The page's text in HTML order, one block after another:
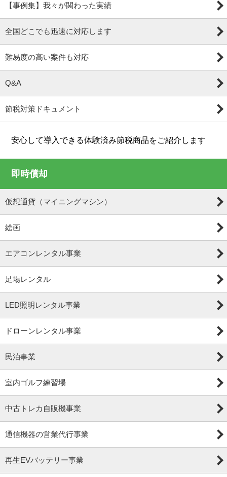
【事例集】我々が関わった実績
全国どこでも迅速に対応します
難易度の高い案件も対応
Q&A
節税対策ドキュメント
安心して導入できる体験済み節税商品をご紹介します
即時償却
仮想通貨（マイニングマシン）
絵画
エアコンレンタル事業
足場レンタル
LED照明レンタル事業
ドローンレンタル事業
民泊事業
室内ゴルフ練習場
中古トレカ自販機事業
通信機器の営業代行事業
再生EVバッテリー事業